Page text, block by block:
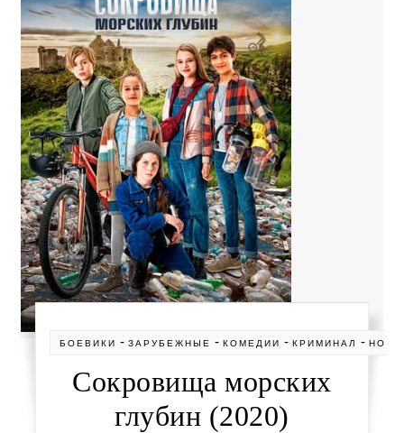
БОЕВИКИ -ЗАРУБЕЖНЫЕ -КОМЕДИИ -КРИМИНАЛ -
Сокровища морских
глубин (2020)